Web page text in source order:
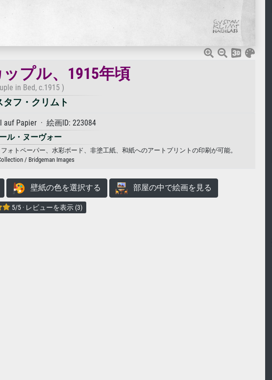
プル、1915年頃
in Bed, c.1915 )
タフ・クリムト
auf Papier · 絵画ID: 223084
ル・ヌーヴォー
ォトペーパー、水彩ボード、非塗工紙、和紙へのアートプリントの印刷が可能。
/ Bridgeman Images
壁紙の色を選択する 部屋の中で絵画を見る
5/5 · レビューを表示 (3)